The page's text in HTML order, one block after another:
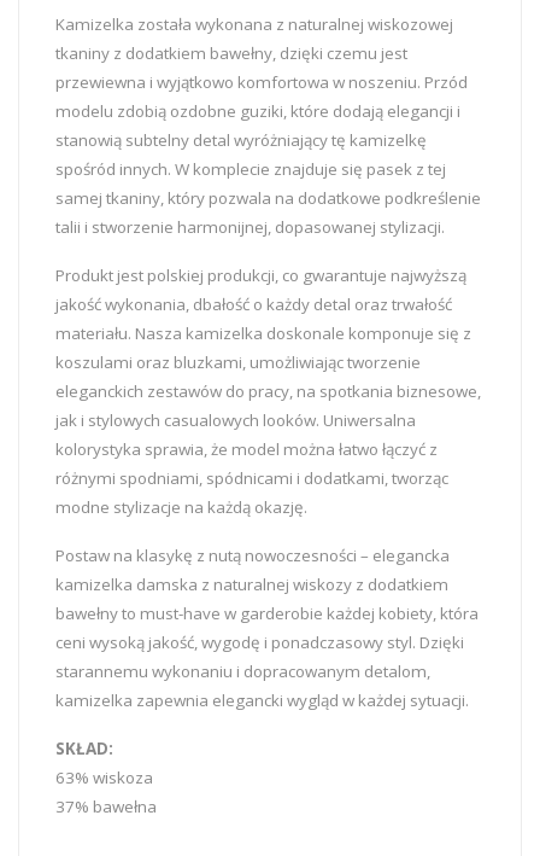
Kamizelka została wykonana z naturalnej wiskozowej
tkaniny z dodatkiem bawełny, dzięki czemu jest
przewiewna i wyjątkowo komfortowa w noszeniu. Przód
modelu zdobią ozdobne guziki, które dodają elegancji i
stanowią subtelny detal wyróżniający tę kamizelkę
spośród innych. W komplecie znajduje się pasek z tej
samej tkaniny, który pozwala na dodatkowe podkreślenie
talii i stworzenie harmonijnej, dopasowanej stylizacji.
Produkt jest polskiej produkcji, co gwarantuje najwyższą
jakość wykonania, dbałość o każdy detal oraz trwałość
materiału. Nasza kamizelka doskonale komponuje się z
koszulami oraz bluzkami, umożliwiając tworzenie
eleganckich zestawów do pracy, na spotkania biznesowe,
jak i stylowych casualowych looków. Uniwersalna
kolorystyka sprawia, że model można łatwo łączyć z
różnymi spodniami, spódnicami i dodatkami, tworząc
modne stylizacje na każdą okazję.
Postaw na klasykę z nutą nowoczesności – elegancka
kamizelka damska z naturalnej wiskozy z dodatkiem
bawełny to must-have w garderobie każdej kobiety, która
ceni wysoką jakość, wygodę i ponadczasowy styl. Dzięki
starannemu wykonaniu i dopracowanym detalom,
kamizelka zapewnia elegancki wygląd w każdej sytuacji.
SKŁAD:
63% wiskoza
37% bawełna